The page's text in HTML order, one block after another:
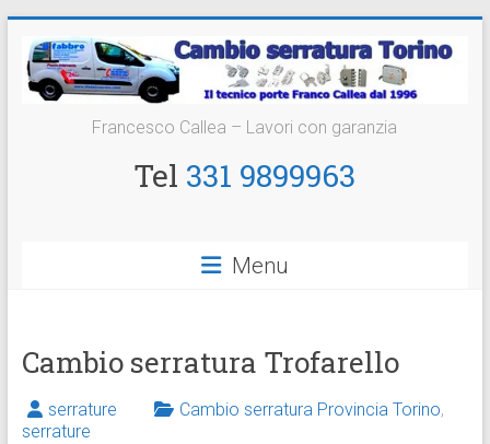
contenuto
Cambio
Serratura
Francesco Callea – Lavori con garanzia
Tel 331 9899963
Menu
Cambio serratura Trofarello
serrature Cambio serratura Provincia Torino,
serrature